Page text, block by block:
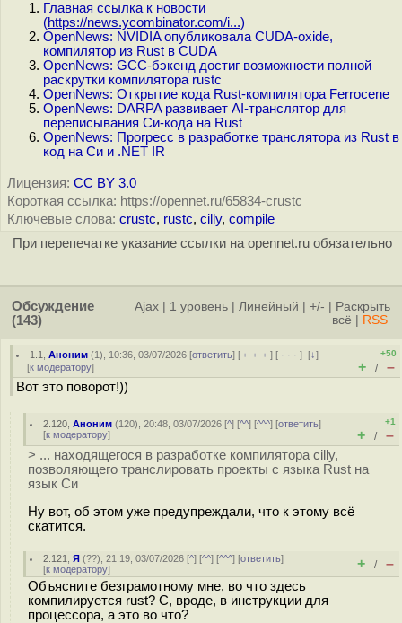
Главная ссылка к новости
(https://news.ycombinator.com/i...)
OpenNews: NVIDIA опубликовала CUDA-oxide,
компилятор из Rust в CUDA
OpenNews: GCC-бэкенд достиг возможности полной
раскрутки компилятора rustc
OpenNews: Открытие кода Rust-компилятора Ferrocene
OpenNews: DARPA развивает AI-транслятор для
переписывания Си-кода на Rust
OpenNews: Прогресс в разработке транслятора из Rust в
код на Cи и .NET IR
Лицензия: CC BY 3.0
Короткая ссылка: https://opennet.ru/65834-crustc
Ключевые слова: crustc, rustc, cilly, compile
При перепечатке указание ссылки на opennet.ru обязательно
Обсуждение
(143)
Ajax 1 уровень Линейный +/-
Раскрыть
всё
RSS
1.1 ,Аноним (1), 10:36, 03/07/2026 [ответить] [ ﹢﹢﹢] [ · · ·][↓]
[к модератору]
+50
+ / –
Вот это поворот!))
2.120 ,Аноним (120), 20:48, 03/07/2026 [^] [^^] [^^^] [ответить]
[к модератору]
+1
+ / –
> ... находящегося в разработке компилятора cilly,
позволяющего транслировать проекты с языка Rust на
язык Си
Ну вот, об этом уже предупреждали, что к этому всё
скатится.
2.121 ,Я (??), 21:19, 03/07/2026 [^] [^^] [^^^] [ответить]
[к модератору] + / –
Объясните безграмотному мне, во что здесь
компилируется rust? C, вроде, в инструкции для
процессора, а это во что?